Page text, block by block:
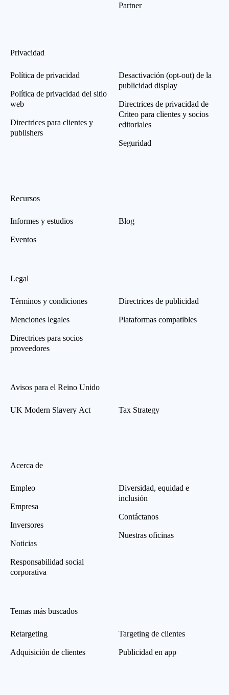
Partner
Privacidad
Política de privacidad
Política de privacidad del sitio
web
Directrices para clientes y
publishers
Desactivación (opt-out) de la
publicidad display
Directrices de privacidad de
Criteo para clientes y socios
editoriales
Seguridad
Recursos
Informes y estudios
Eventos
Blog
Legal
Términos y condiciones
Menciones legales
Directrices para socios
proveedores
Directrices de publicidad
Plataformas compatibles
Avisos para el Reino Unido
UK Modern Slavery Act Tax Strategy
Acerca de
Empleo
Empresa
Inversores
Noticias
Responsabilidad social
corporativa
Diversidad, equidad e
inclusión
Contáctanos
Nuestras oficinas
Temas más buscados
Retargeting
Adquisición de clientes
Targeting de clientes
Publicidad en app